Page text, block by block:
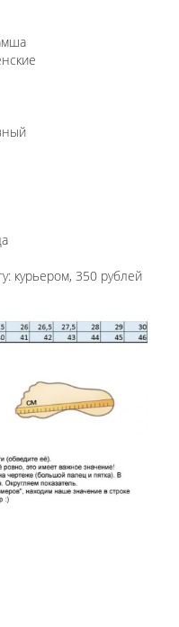
курьером, 350 рублей